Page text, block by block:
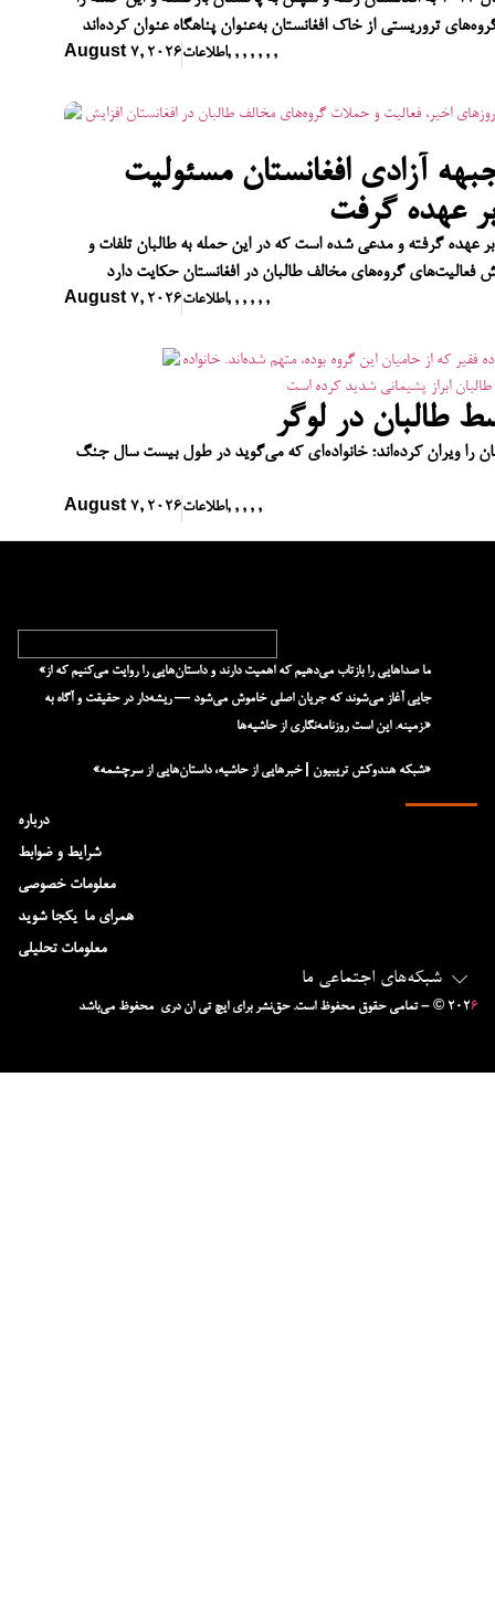
تروریستی از خاک افغانستان به‌عنوان پناهگاه عنوان کرده‌اند
August 7, 2026اطلاعات, , , , , , ,
آزادی افغانستان مسئولیت
عهده گرفت
عهده گرفته و مدعی شده است که در این حمله به طالبان تلفات و
گروه‌های مخالف طالبان در افغانستان حکایت دارد
August 7, 2026اطلاعات, , , , , ,
طالبان در لوگر
را ویران کرده‌اند؛ خانواده‌ای که می‌گوید در طول بیست سال جنگ
August 7, 2026اطلاعات, , , , ,
شبکه‌های اجتماعی ما
– © ۲۰۲۶ تمامی حقوق محفوظ است. حق‌نشر برای ایچ‌ تی‌ ان دری محفوظ می‌باشد
درباره
شرایط و ضوابط
معلومات خصوصی
همرای ما-یکجا شوید
معلومات تحلیلی
«ما صداهایی را بازتاب می‌دهیم که اهمیت دارند و داستان‌هایی را روایت می‌کنیم که از
جایی آغاز می‌شوند که جریان اصلی خاموش می‌شود — ریشه‌دار در حقیقت و آگاه به
زمینه. این است روزنامه‌نگاری از حاشیه‌ها.»
«شبکه هند‌و‌کش تریبیون | خبرهایی از حاشیه، داستان‌هایی از سرچشمه»